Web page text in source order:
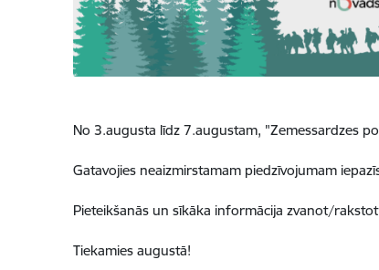
No 3.augusta līdz 7.augustam, "Zemessardzes
Gatavojies neaizmirstamam piedzīvojumam
Pieteikšanās un sīkāka informācija zvanot/
Tiekamies augustā!